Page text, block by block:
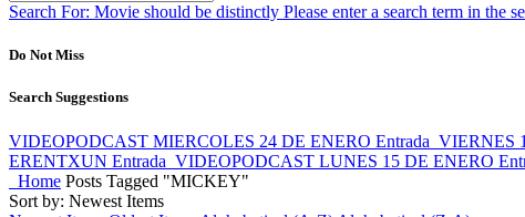
Search For: Movie should be distinctly Please enter a search term in the
Do Not Miss
Search Suggestions
VIDEOPODCAST MIERCOLES 24 DE ENERO Entrada VIERNES
ERENTXUN Entrada VIDEOPODCAST LUNES 15 DE ENERO
Home Posts Tagged "MICKEY"
Sort by: Newest Items